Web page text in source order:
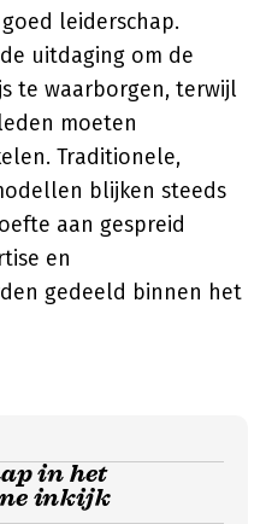
leiderschap.
uitdaging om de
te waarborgen, terwijl
moeten
Traditionele,
blijken steeds
aan gespreid
en
gedeeld binnen het
in het
inkijk